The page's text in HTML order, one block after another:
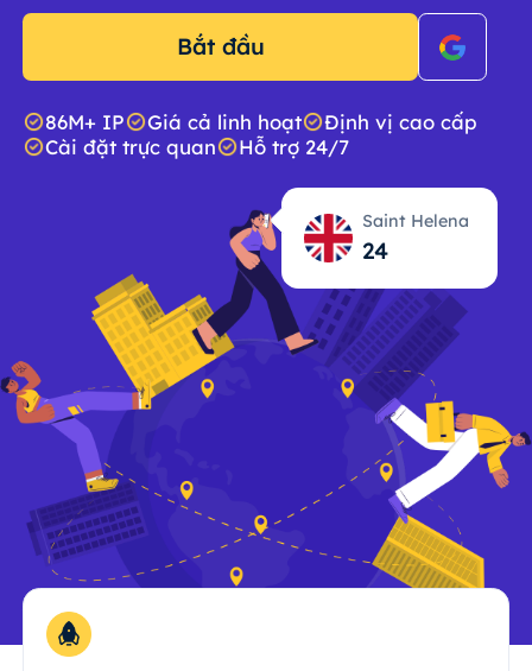
Bắt đầu
86M+ IP Giá cả linh hoạt
Định vị cao cấp
Cài đặt trực quan
Hỗ trợ 24/7
Saint Helena
24